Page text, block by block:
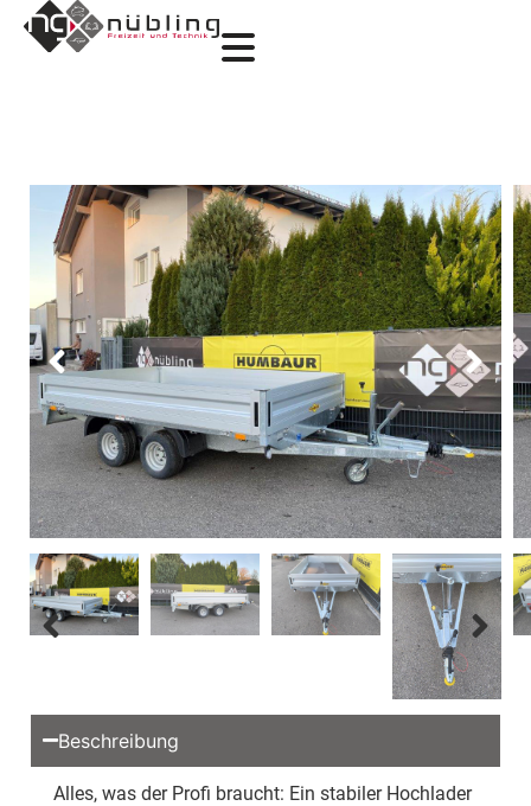
Beschreibung
Alles, was der Profi braucht: Ein stabiler Hochlader